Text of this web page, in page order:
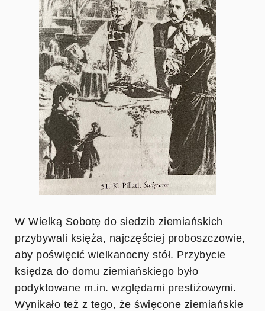
W Wielką Sobotę do siedzib ziemiańskich
przybywali księża, najczęściej proboszczowie,
aby poświęcić wielkanocny stół. Przybycie
księdza do domu ziemiańskiego było
podyktowane m.in. względami prestiżowymi.
Wynikało też z tego, że święcone ziemiańskie